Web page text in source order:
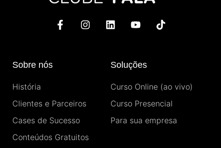
F
a
f
I
n
L
i
e
d
n
Y
o
u
b
T
i
Sobre nós
História
Clientes e Parceiros
Cases de Sucesso
Conteúdos Gratuitos
Soluções
Curso Online (ao vivo)
Curso Presencial
Para sua empresa